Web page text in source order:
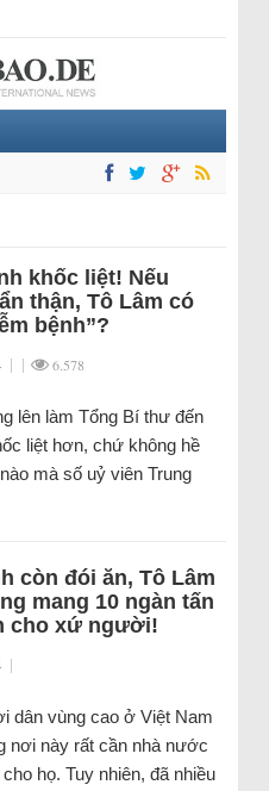
khốc liệt! Nếu
thận, Tô Lâm có
bệnh”?
| | 6.578
lên làm Tổng Bí thư đến
liệt hơn, chứ không hề
mà số uỷ viên Trung
còn đói ăn, Tô Lâm
mang 10 ngàn tấn
cho xứ người!
|
dân vùng cao ở Việt Nam
nơi này rất cần nhà nước
họ. Tuy nhiên, đã nhiều